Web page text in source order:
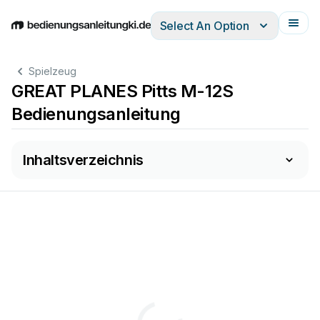
EnglishDeutschEspañolItalianoFrançais
Select An Option
Spielzeug
GREAT PLANES Pitts M-12S
Bedienungsanleitung
Inhaltsverzeichnis